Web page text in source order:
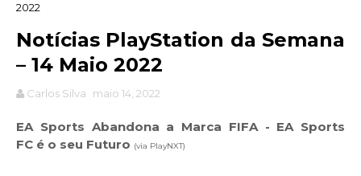
2022
Notícias PlayStation da Semana
– 14 Maio 2022
Carlos Silva maio 14, 2022
EA Sports Abandona a Marca FIFA - EA Sports
FC é o seu Futuro (via PlayNXT)